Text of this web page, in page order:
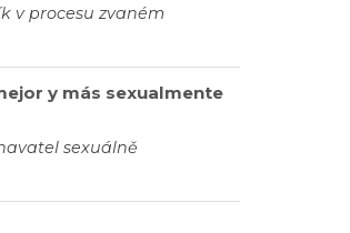
v procesu zvaném
y más sexualmente
sexuálně